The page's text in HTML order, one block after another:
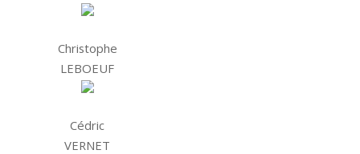
Christophe
LEBOEUF
Cédric
VERNET